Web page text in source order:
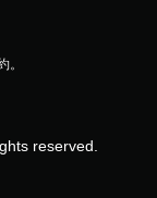
。
reserved.